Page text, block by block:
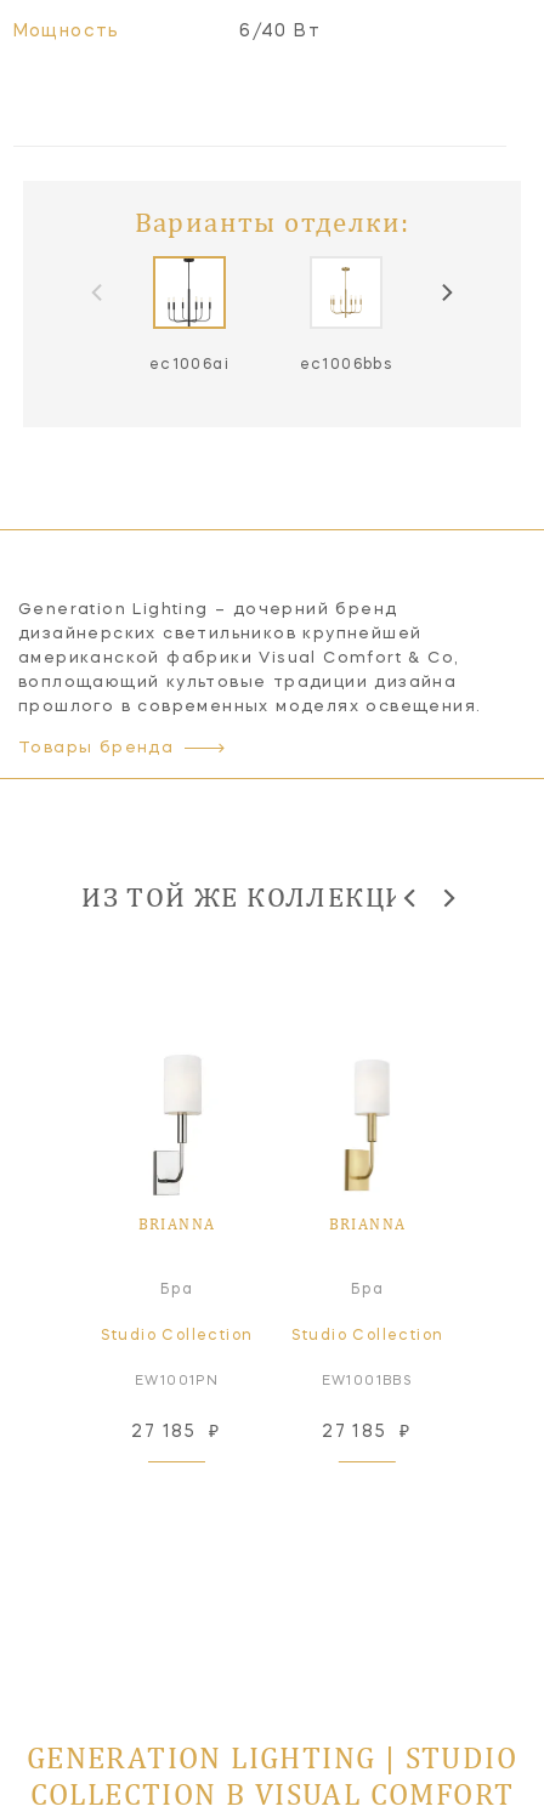
Мощность 6/40 Вт
Варианты отделки:
ec1006ai ec1006bbs
Generation Lighting – дочерний бренд
дизайнерских светильников крупнейшей
американской фабрики Visual Comfort & Co,
воплощающий культовые традиции дизайна
прошлого в современных моделях освещения.
Товары бренда
ИЗ ТОЙ ЖЕ КОЛЛЕКЦИИ
BRIANNA
Бра
Studio Collection
EW1001PN
27 185 ₽
BRIANNA
Бра
Studio Collection
EW1001BBS
27 185 ₽
GENERATION LIGHTING | STUDIO
COLLECTION В VISUAL COMFORT